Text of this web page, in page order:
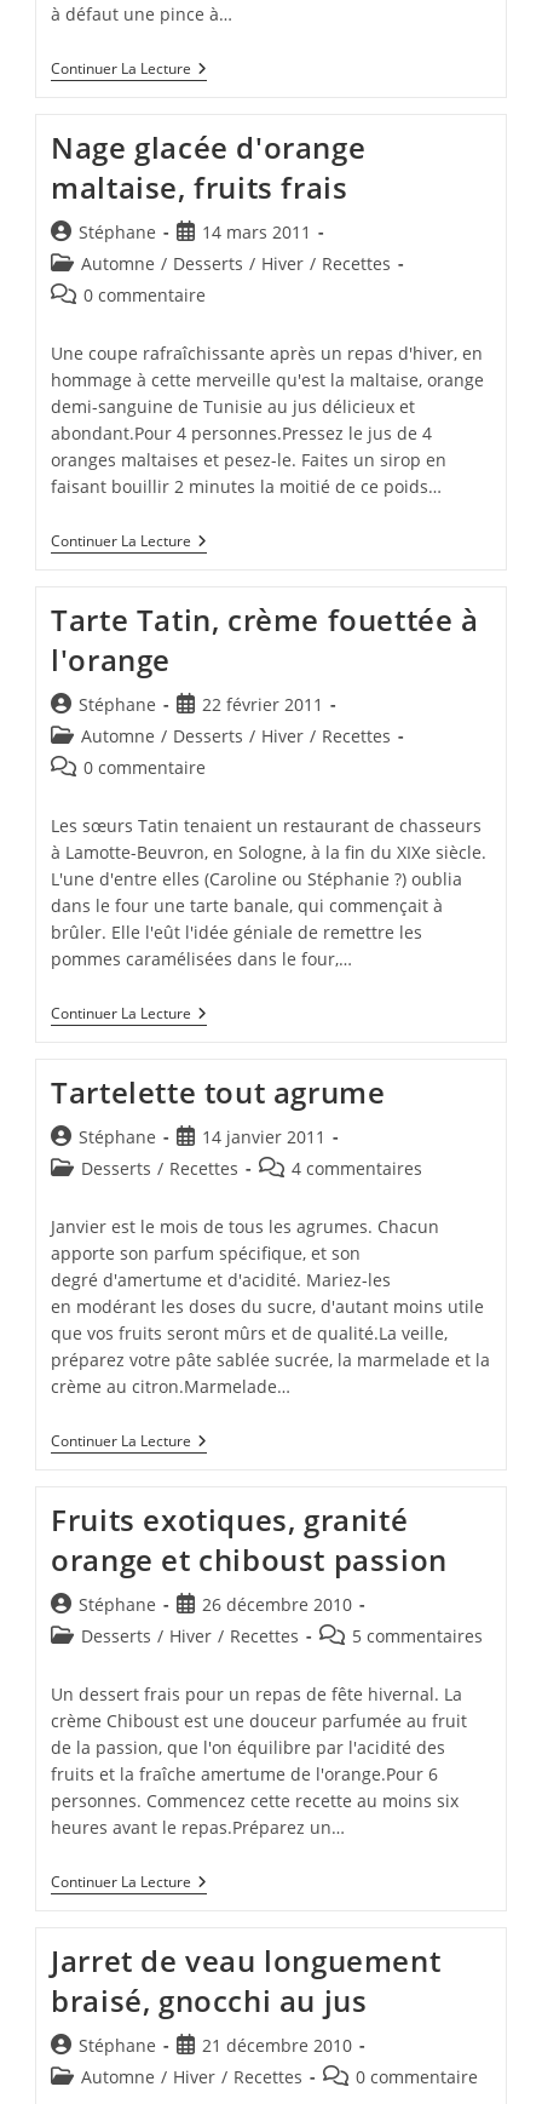
à défaut une pince à…
Continuer La Lecture Bar
Au
Sauté
À
L'orange
Nage glacée d'orange
maltaise, fruits frais
Auteur/autrice
de
la
publication :
Stéphane
Publication
publiée :
14 mars 2011
Post
category:
Automne / Desserts / Hiver / Recettes
Commentaires
la
publication :
0 commentaire
Une coupe rafraîchissante après un repas d'hiver, en
hommage à cette merveille qu'est la maltaise, orange
demi-sanguine de Tunisie au jus délicieux et
abondant.Pour 4 personnes.Pressez le jus de 4
oranges maltaises et pesez-le. Faites un sirop en
faisant bouillir 2 minutes la moitié de ce poids…
Continuer La Lecture Nage
Glacée
Fruits
Frais
Tarte Tatin, crème fouettée à
l'orange
Auteur/autrice
de
la
publication :
Stéphane
Publication
publiée :
22 février 2011
Post
category:
Automne / Desserts / Hiver / Recettes
Commentaires
la
publication :
0 commentaire
Les sœurs Tatin tenaient un restaurant de chasseurs
à Lamotte-Beuvron, en Sologne, à la fin du XIXe siècle.
L'une d'entre elles (Caroline ou Stéphanie ?) oublia
dans le four une tarte banale, qui commençait à
brûler. Elle l'eût l'idée géniale de remettre les
pommes caramélisées dans le four,…
Continuer La Lecture Tarte
Tatin,
À
L'orange
Tartelette tout agrume
Auteur/autrice
de
Stéphane
Publication
publiée :
14 janvier 2011
PostDesserts / Recettes
Commentaires
la
publication :
4 commentaires
Janvier est le mois de tous les agrumes. Chacun
apporte son parfum spécifique, et son
degré d'amertume et d'acidité. Mariez-les
en modérant les doses du sucre, d'autant moins utile
que vos fruits seront mûrs et de qualité.La veille,
préparez votre pâte sablée sucrée, la marmelade et la
crème au citron.Marmelade…
Continuer La Lecture Tartelette
Tout
Fruits exotiques, granité
orange et chiboust passion
Auteur/autrice
de
Stéphane
Publication
publiée :
26 décembre 2010
PostDesserts / Hiver / Recettes
Commentaires
la
publication :
5 commentaires
Un dessert frais pour un repas de fête hivernal. La
crème Chiboust est une douceur parfumée au fruit
de la passion, que l'on équilibre par l'acidité des
fruits et la fraîche amertume de l'orange.Pour 6
personnes. Commencez cette recette au moins six
heures avant le repas.Préparez un…
Continuer La Lecture Fruits
Exotiques,
Et
Chiboust
Passion
Jarret de veau longuement
braisé, gnocchi au jus
Auteur/autrice
de
Stéphane
Publication
publiée :
21 décembre 2010
PostAutomne / Hiver / Recettes
Commentaires
0 commentaire